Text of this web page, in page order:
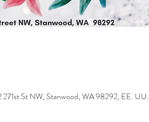
271st St NW, Stanwood, WA 98292, EE. UU.